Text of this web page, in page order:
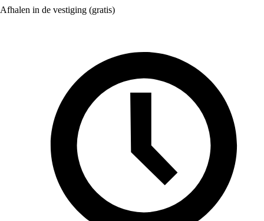
Afhalen in de vestiging (gratis)